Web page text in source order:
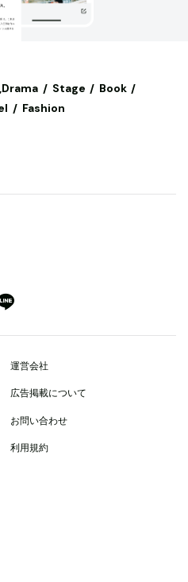
Stage
Book
Fashion
運営会社
広告掲載について
お問い合わせ
利用規約